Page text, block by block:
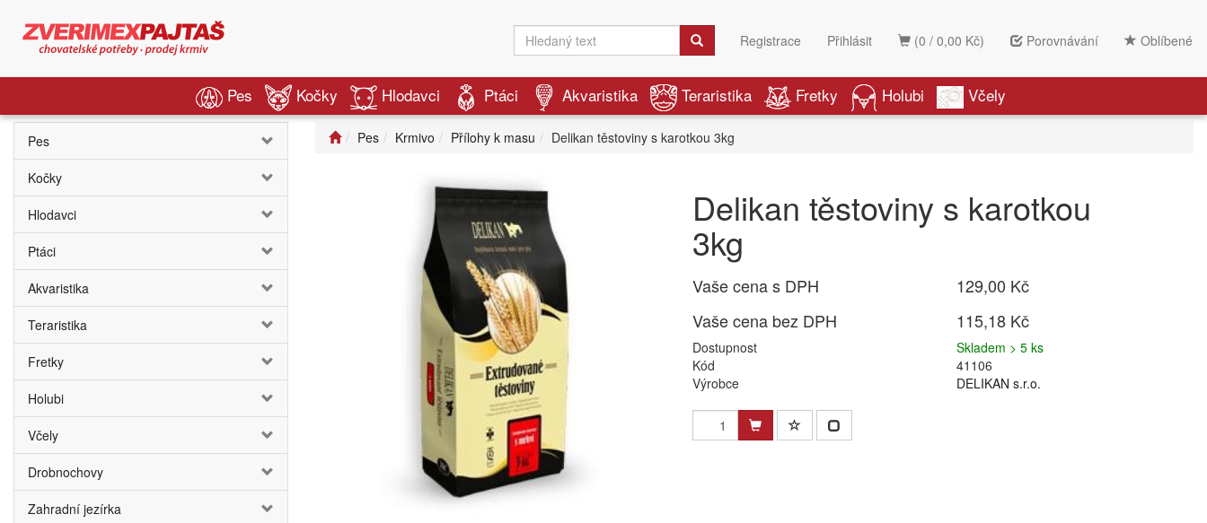
(0 / 0,00 Kč) Porovnávání Oblíbené
Registrace Přihlásit
Pes Kočky Hlodavci Ptáci Akvaristika Teraristika Fretky Holubi Včely
Pes
Kočky
Hlodavci
Ptáci
Akvaristika
Teraristika
Fretky
Holubi
Včely
Drobnochovy
Zahradní jezírka
Pes Krmivo Přílohy k masu Delikan těstoviny s karotkou 3kg
Delikan těstoviny s karotkou
3kg
Vaše cena s DPH
129,00 Kč
Vaše cena bez DPH
115,18 Kč
Dostupnost
Skladem > 5 ks
Kód
41106
Výrobce
DELIKAN s.r.o.